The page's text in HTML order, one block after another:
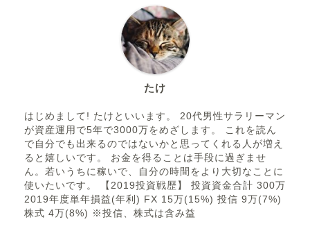
たけ
はじめまして! たけといいます。 20代男性サラリーマン
が資産運用で5年で3000万をめざします。 これを読ん
で自分でも出来るのではないかと思ってくれる人が増え
ると嬉しいです。 お金を得ることは手段に過ぎませ
ん。若いうちに稼いで、自分の時間をより大切なことに
使いたいです。 【2019投資戦歴】 投資資金合計 300万
2019年度単年損益(年利) FX 15万(15%) 投信 9万(7%)
株式 4万(8%) ※投信、株式は含み益